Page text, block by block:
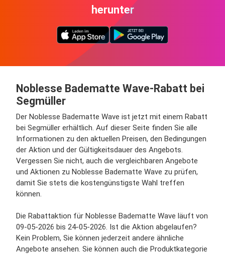
herunter
Noblesse Badematte Wave-Rabatt bei
Segmüller
Der Noblesse Badematte Wave ist jetzt mit einem Rabatt
bei Segmüller erhältlich. Auf dieser Seite finden Sie alle
Informationen zu den aktuellen Preisen, den Bedingungen
der Aktion und der Gültigkeitsdauer des Angebots.
Vergessen Sie nicht, auch die vergleichbaren Angebote
und Aktionen zu Noblesse Badematte Wave zu prüfen,
damit Sie stets die kostengünstigste Wahl treffen
können.
Die Rabattaktion für Noblesse Badematte Wave läuft von
09-05-2026 bis 24-05-2026. Ist die Aktion abgelaufen?
Kein Problem, Sie können jederzeit andere ähnliche
Angebote ansehen. Sie können auch die Produktkategorie